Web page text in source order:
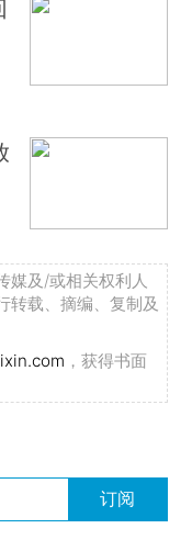
媒及/或相关权利人
转载、摘编、复制及
，获得书面
订阅